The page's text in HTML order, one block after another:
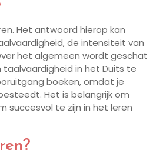
Het antwoord hierop kan
de intensiteit van
het algemeen wordt geschat
in het Duits te
boeken, omdat je
Het is belangrijk om
succesvol te zijn in het leren